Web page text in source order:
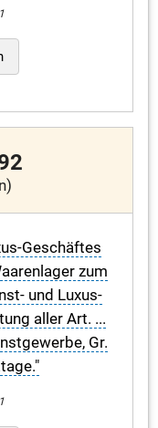
Geschäftes
zum
und Luxus-
aller Art. ...
Gr.